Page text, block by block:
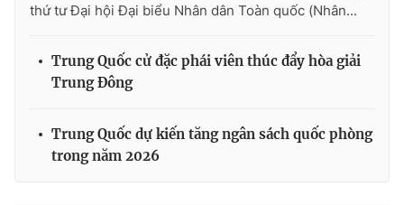
thứ tư Đại hội Đại biểu Nhân dân Toàn quốc (Nhân...
Trung Quốc cử đặc phái viên thúc đẩy hòa giải
Trung Đông
Trung Quốc dự kiến tăng ngân sách quốc phòng
trong năm 2026